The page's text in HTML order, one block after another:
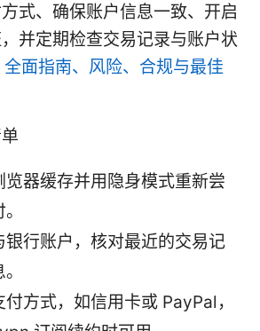
式、确保账户信息一致、开启
并定期检查交易记录与账户状
面指南、风险、合规与最佳
览器缓存并用隐身模式重新尝
银行账户，核对最近的交易记
方式，如信用卡或 PayPal，